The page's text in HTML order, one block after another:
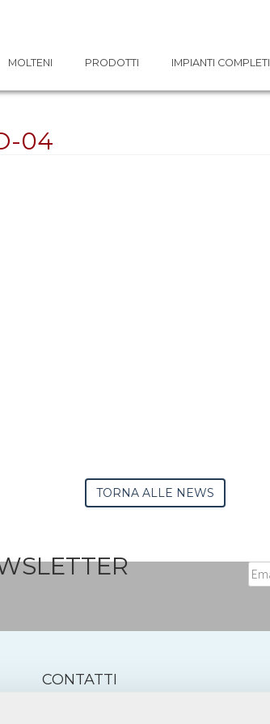
MOLTENI PRODOTTI IMPIANTI COMPLETI
04
TORNA ALLE NEWS
CONTATTI